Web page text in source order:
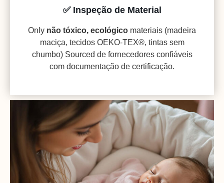
✅ Inspeção de Material
Only não tóxico, ecológico materiais (madeira
maciça, tecidos OEKO-TEX®, tintas sem
chumbo) Sourced de fornecedores confiáveis
com documentação de certificação.